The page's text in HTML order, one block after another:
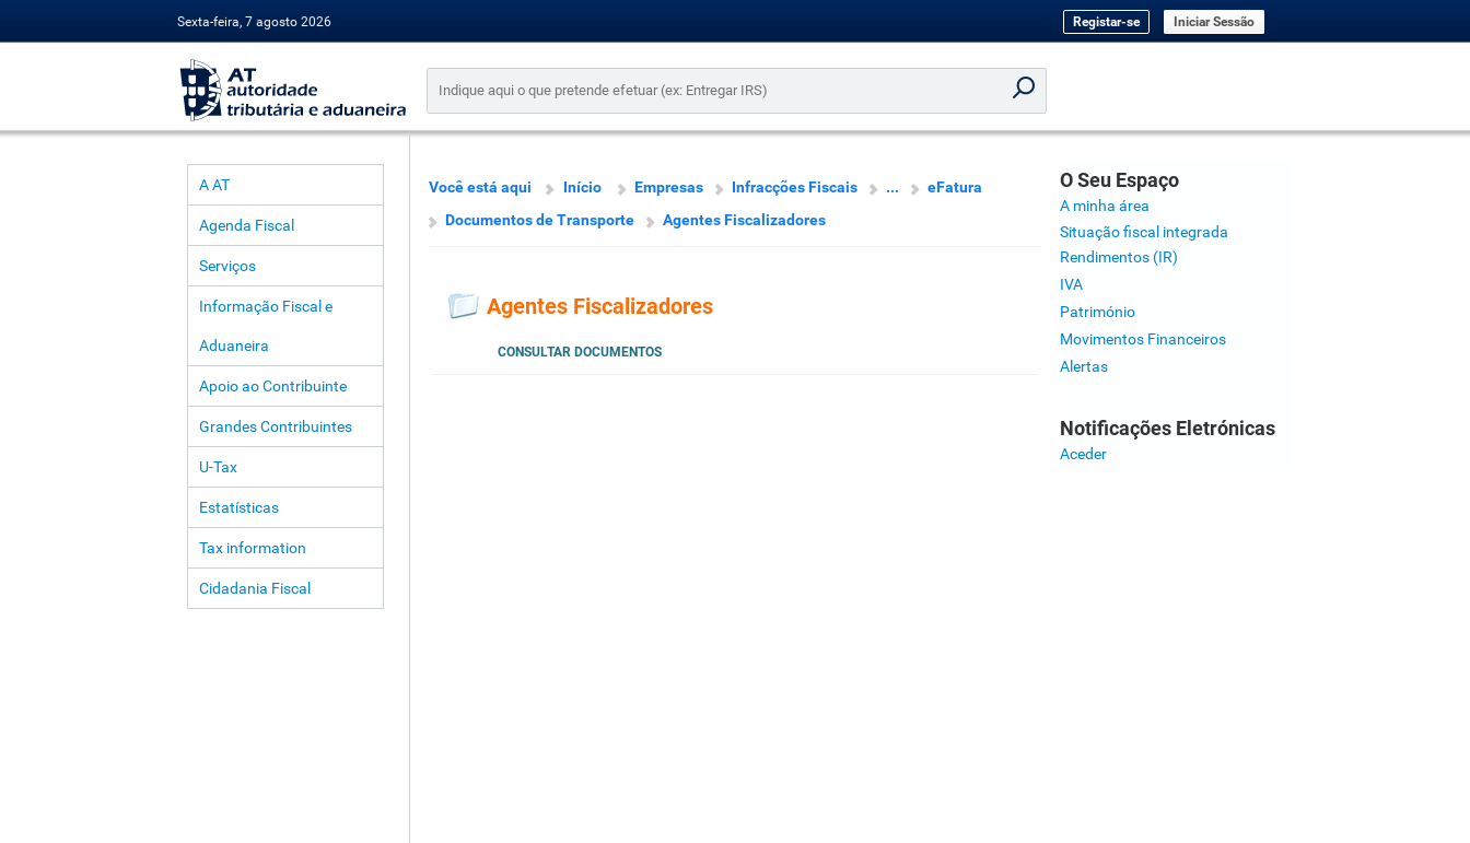
Sexta-feira, 7 agosto 2026 Registar-se Iniciar Sessão
A AT
Agenda Fiscal
Serviços
Informação Fiscal e
Aduaneira
Apoio ao Contribuinte
Grandes Contribuintes
U-Tax
Estatísticas
Tax information
Cidadania Fiscal
Você está aqui Início Empresas Infracções Fiscais ...
eFatura
Documentos de Transporte
Agentes Fiscalizadores
Agentes Fiscalizadores
CONSULTAR DOCUMENTOS
O Seu Espaço
A minha área
Situação fiscal integrada
Rendimentos (IR)
IVA
Património
Movimentos Financeiros
Alertas
Notificações Eletrónicas
Aceder